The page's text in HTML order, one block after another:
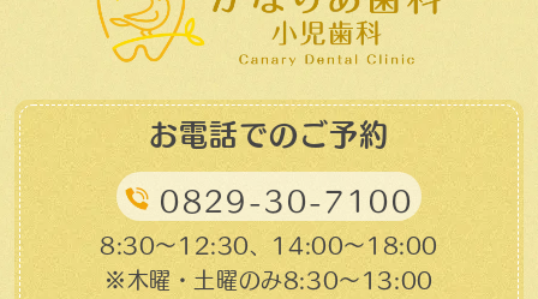
お電話でのご予約
0829-30-7100
8:30～12:30、14:00～18:00
※木曜・土曜のみ8:30〜13:00